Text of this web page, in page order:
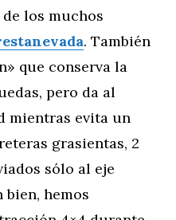
los muchos
. También
que conserva la
pero da al
mientras evita un
grasientas, 2
sólo al eje
bien, hemos